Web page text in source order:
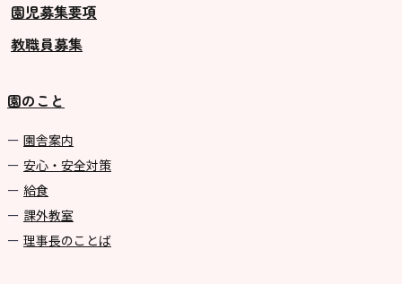
園児募集要項
教職員募集
園のこと
園舎案内
安心・安全対策
給食
課外教室
理事長のことば